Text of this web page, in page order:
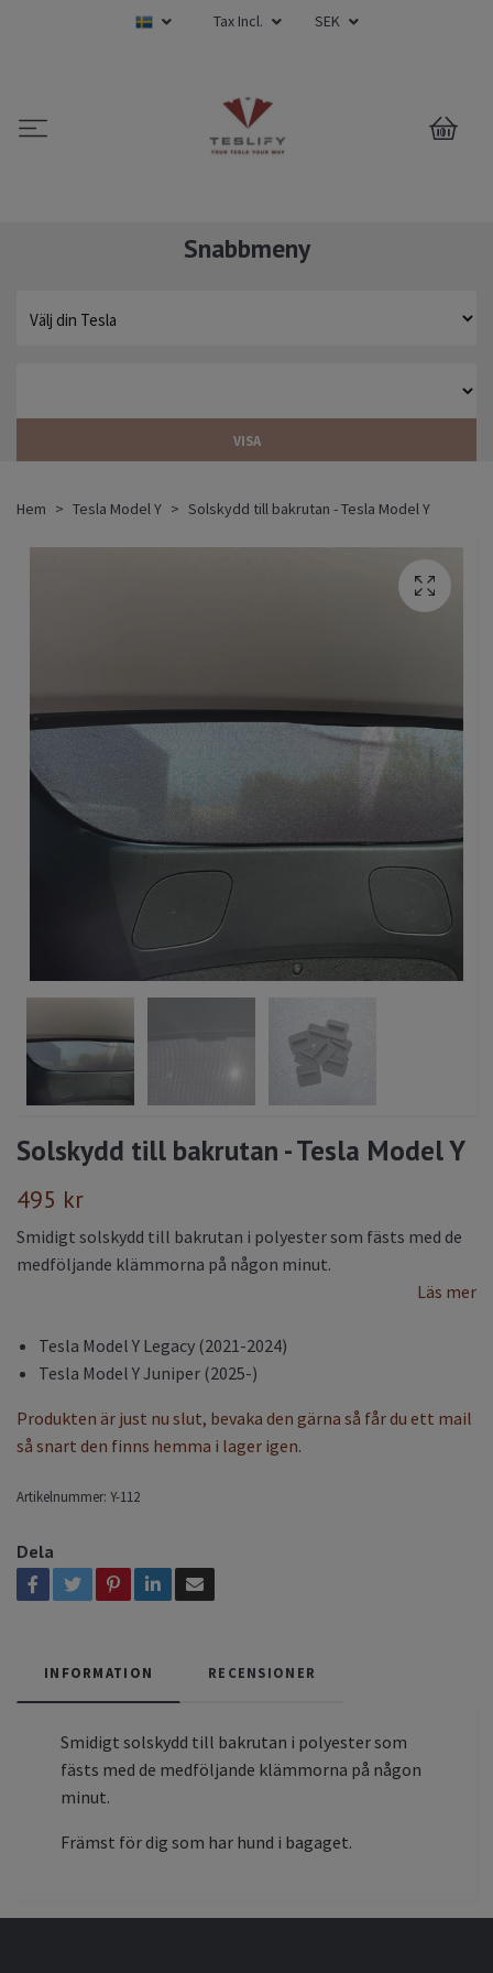
Tax Incl. SEK
0
Snabbmeny
VISA
Hem Tesla Model Y Solskydd till bakrutan - Tesla Model Y
Solskydd till bakrutan - Tesla Model Y
495 kr
Smidigt solskydd till bakrutan i polyester som fästs med de
medföljande klämmorna på någon minut.
Läs mer
Tesla Model Y Legacy (2021-2024)
Tesla Model Y Juniper (2025-)
Produkten är just nu slut, bevaka den gärna så får du ett mail
så snart den finns hemma i lager igen.
Artikelnummer: Y-112
Dela
INFORMATION RECENSIONER
Smidigt solskydd till bakrutan i polyester som
fästs med de medföljande klämmorna på någon
minut.
Främst för dig som har hund i bagaget.